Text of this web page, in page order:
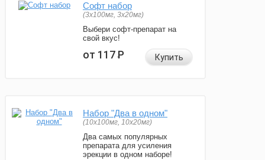
Софт набор
(3x100мг, 3x20мг)
Выбери софт-препарат на
свой вкус!
от 117Р Купить
Набор "Два в одном"
(10x100мг, 10x20мг)
Два самых популярных
препарата для усиления
эрекции в одном наборе!